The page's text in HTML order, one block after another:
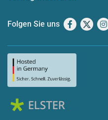
Folgen Sie uns Facebook
X